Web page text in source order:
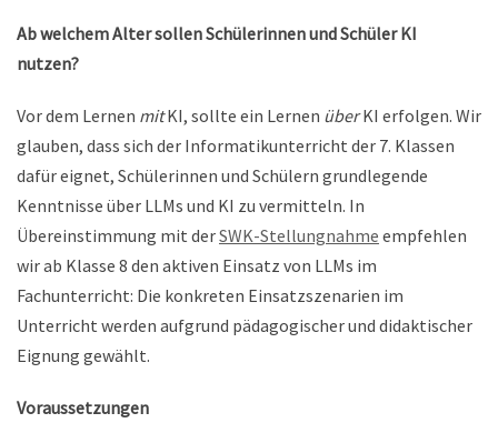
Ab welchem Alter sollen Schülerinnen und Schüler KI
nutzen?
Vor dem Lernen mitKI, sollte ein Lernen überKI erfolgen. Wir
glauben, dass sich der Informatikunterricht der 7. Klassen
dafür eignet, Schülerinnen und Schülern grundlegende
Kenntnisse über LLMs und KI zu vermitteln. In
Übereinstimmung mit derSWK-Stellungnahme empfehlen
wir ab Klasse 8 den aktiven Einsatz von LLMs im
Fachunterricht: Die konkreten Einsatzszenarien im
Unterricht werden aufgrund pädagogischer und didaktischer
Eignung gewählt.
Voraussetzungen